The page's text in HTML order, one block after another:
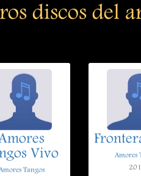
discos del
Vivo
Tangos
Amores